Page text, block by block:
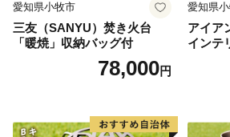
愛知県小牧市
三友（SANYU）焚き火台
「暖焼」収納バッグ付
78,000円
愛知県
アイ
インテ
レジ